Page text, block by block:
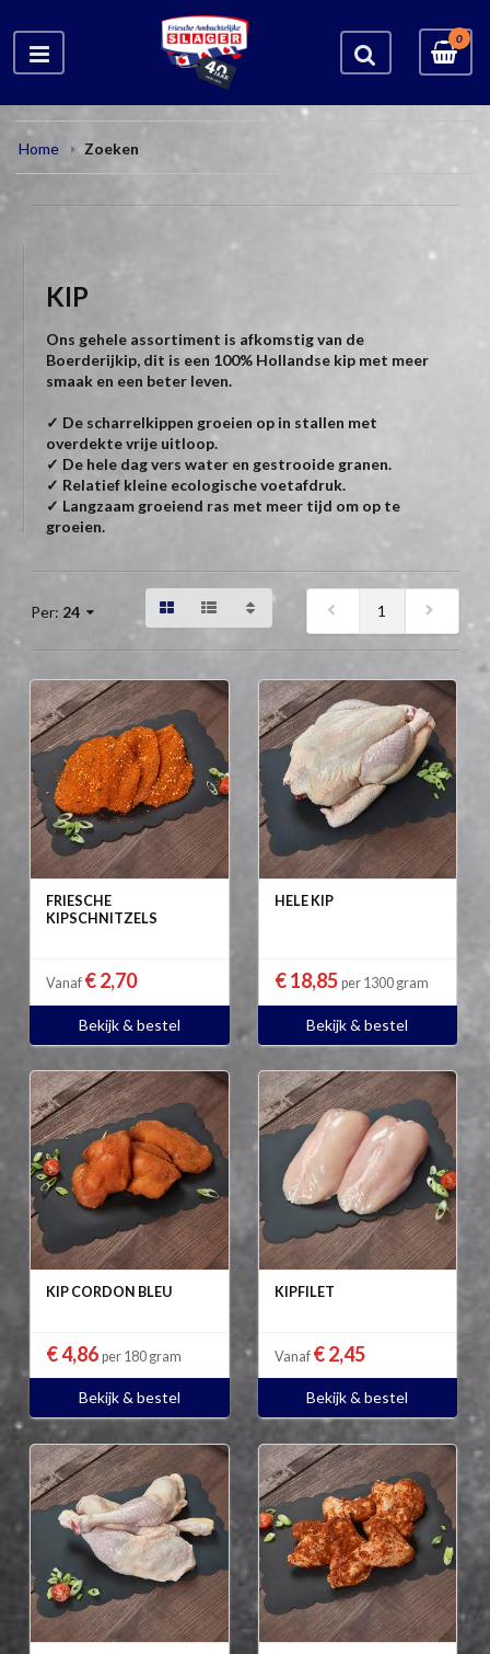
0
Home Zoeken
KIP
Ons gehele assortiment is afkomstig van de
Boerderijkip, dit is een 100% Hollandse kip met meer
smaak en een beter leven.
✓ De scharrelkippen groeien op in stallen met
overdekte vrije uitloop.
✓ De hele dag vers water en gestrooide granen.
✓ Relatief kleine ecologische voetafdruk.
✓ Langzaam groeiend ras met meer tijd om op te
groeien.
Per: 24 1
FRIESCHE
KIPSCHNITZELS
Vanaf € 2,70
Bekijk & bestel
HELE KIP
€ 18,85 per 1300 gram
Bekijk & bestel
KIP CORDON BLEU
€ 4,86 per 180 gram
Bekijk & bestel
KIPFILET
Vanaf € 2,45
Bekijk & bestel